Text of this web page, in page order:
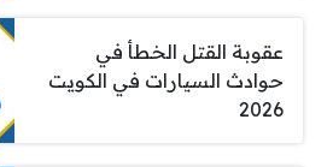
عقوبة القتل الخطأ في
حوادث السيارات في الكويت
2026